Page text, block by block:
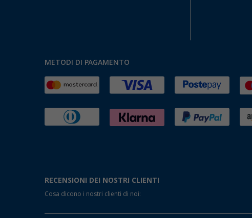
METODI DI PAGAMENTO
RECENSIONI DEI NOSTRI CLIENTI
Cosa dicono i nostri clienti di noi: